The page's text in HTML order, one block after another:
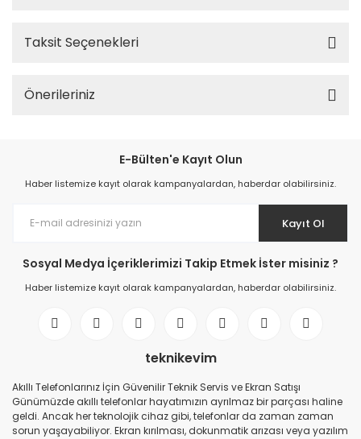
Taksit Seçenekleri
Önerileriniz
E-Bülten'e Kayıt Olun
Haber listemize kayıt olarak kampanyalardan, haberdar olabilirsiniz.
Kayıt Ol
Sosyal Medya İçeriklerimizi Takip Etmek İster misiniz ?
Haber listemize kayıt olarak kampanyalardan, haberdar olabilirsiniz.
teknikevim
Akıllı Telefonlarınız İçin Güvenilir Teknik Servis ve Ekran Satışı
Günümüzde akıllı telefonlar hayatımızın ayrılmaz bir parçası haline
geldi. Ancak her teknolojik cihaz gibi, telefonlar da zaman zaman
sorun yaşayabiliyor. Ekran kırılması, dokunmatik arızası veya yazılım